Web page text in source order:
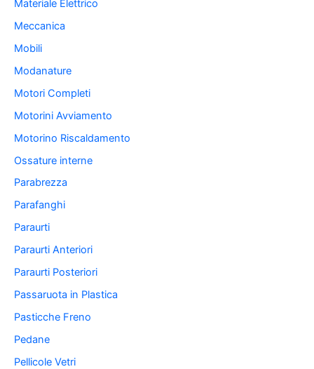
Materiale Elettrico
Meccanica
Mobili
Modanature
Motori Completi
Motorini Avviamento
Motorino Riscaldamento
Ossature interne
Parabrezza
Parafanghi
Paraurti
Paraurti Anteriori
Paraurti Posteriori
Passaruota in Plastica
Pasticche Freno
Pedane
Pellicole Vetri